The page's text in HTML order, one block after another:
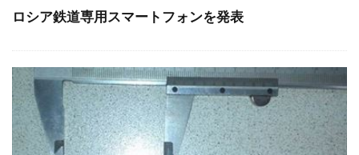
ロシア鉄道専用スマートフォンを発表